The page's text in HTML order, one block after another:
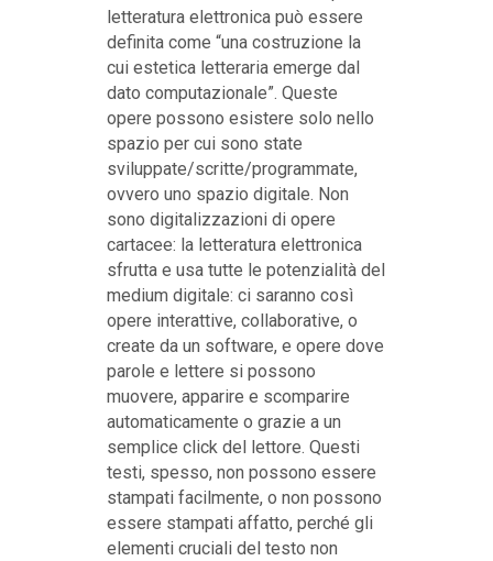
letteratura elettronica può essere
definita come “una costruzione la
cui estetica letteraria emerge dal
dato computazionale”. Queste
opere possono esistere solo nello
spazio per cui sono state
sviluppate/scritte/programmate,
ovvero uno spazio digitale. Non
sono digitalizzazioni di opere
cartacee: la letteratura elettronica
sfrutta e usa tutte le potenzialità del
medium digitale: ci saranno così
opere interattive, collaborative, o
create da un software, e opere dove
parole e lettere si possono
muovere, apparire e scomparire
automaticamente o grazie a un
semplice click del lettore. Questi
testi, spesso, non possono essere
stampati facilmente, o non possono
essere stampati affatto, perché gli
elementi cruciali del testo non